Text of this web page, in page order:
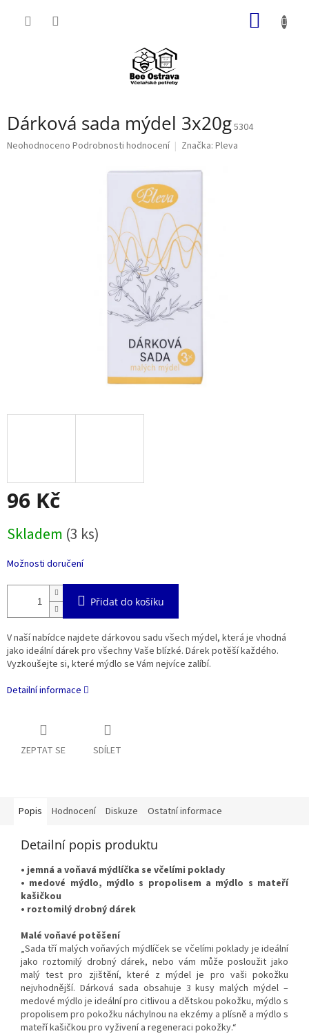
Dárková sada mýdel 3x20g5304
Průměrné
Neohodnoceno Podrobnosti hodnocení Značka: Pleva
96 Kč
cena:
Skladem (3 ks)
Možnosti doručení
Přidat do košíku
V naší nabídce najdete dárkovou sadu všech mýdel, která je vhodná
jako ideální dárek pro všechny Vaše blízké. Dárek potěší každého.
Vyzkoušejte si, které mýdlo se Vám nejvíce zalíbí.
Detailní informace
ZEPTAT SE SDÍLET
Popis Hodnocení Diskuze Ostatní informace
Detailní popis produktu
• jemná a voňavá mýdlíčka se včelími poklady
• medové mýdlo, mýdlo s propolisem a mýdlo s mateří
kašičkou
• roztomilý drobný dárek
Malé voňavé potěšení
„Sada tří malých voňavých mýdlíček se včelími poklady je ideální
jako roztomilý drobný dárek, nebo vám může posloužit jako
malý test pro zjištění, které z mýdel je pro vaši pokožku
nejvhodnější. Dárková sada obsahuje 3 kusy malých mýdel –
medové mýdlo je ideální pro citlivou a dětskou pokožku, mýdlo s
propolisem pro pokožku náchylnou na ekzémy a plísně a mýdlo s
mateří kašičkou pro vyživení a regeneraci pokožky.“